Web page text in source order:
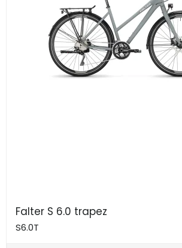
Falter S 6.0 trapez
S6.0T